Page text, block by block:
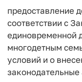
предоставление
соответствии с
единовременной
многодетным
условий и о